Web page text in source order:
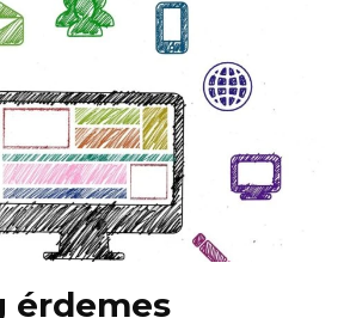
érdemes